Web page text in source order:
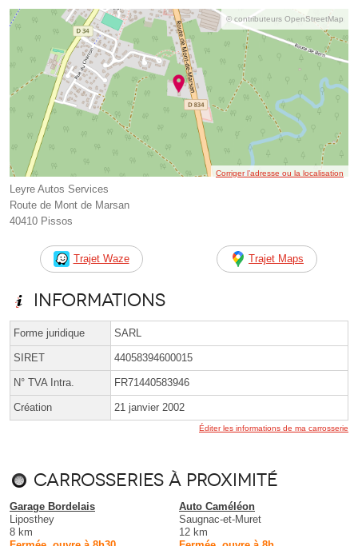
© contributeurs OpenStreetMap
Corriger l’adresse ou la localisation
Leyre Autos Services
Route de Mont de Marsan
40410 Pissos
Trajet Waze Trajet Maps
Informations
Forme juridique SARL
SIRET 44058394600015
N° TVA Intra. FR71440583946
Création 21 janvier 2002
Éditer les informations de ma carrosserie
Carrosseries à proximité
Garage Bordelais
Liposthey
8 km
Auto Caméléon
Saugnac-et-Muret
12 km